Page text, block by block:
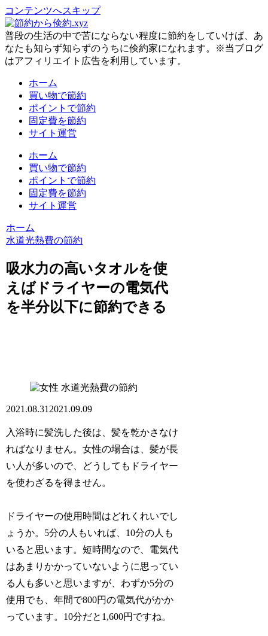
コンテンツへスキップ
普段の生活の中で苦にならない程度に節約をしていけば、あ
なたも知らず知らずのうちに倹約家になれます。※当ブログ
はアフィリエイト広告を利用しています。
ホーム
買い物で節約
ポイントで節約
固定費を節約
サイト運営
ホーム
買い物で節約
ポイントで節約
固定費を節約
サイト運営
ホーム
水道光熱費の節約
吸水力の高いタオルを使
えばドライヤーの電気代
を半分以下に節約できる
水道光熱費の節約
2021.08.31 2021.09.09
入浴時に髪洗した後は、髪を乾かさなけ
ればなりません。女性の場合は、髪が長
い人が多いので、どうしてもドライヤー
を使わざるを得ません。
ドライヤーの使用時間はどれくれいでし
ょうか。5分の人もいれば、10分の人も
いると思います。短時間なので、電気代
はあまりかかっていないように思ってい
る人も多いと思いますが、わずか5分の
使用でも、年間で800円の電気代がかか
っています。10分だと1,600円ですね。